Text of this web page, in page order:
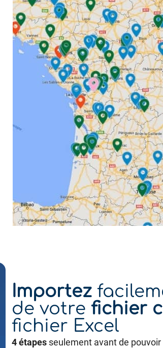
Importez
de votrefichier
fichier Excel
4 étapes seulement avant de